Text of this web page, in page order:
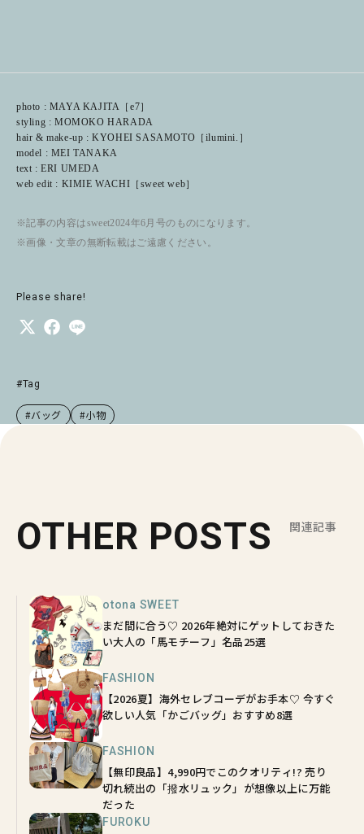
photo : MAYA KAJITA［e7］
styling : MOMOKO HARADA
hair & make-up : KYOHEI SASAMOTO［ilumini.］
model : MEI TANAKA
text : ERI UMEDA
web edit : KIMIE WACHI［sweet web］
※記事の内容はsweet2024年6月号のものになります。
※画像・文章の無断転載はご遠慮ください。
Please share!
#Tag
#バッグ #小物
OTHER POSTS 関連記事
otona SWEET
まだ間に合う♡ 2026年絶対にゲットしておきた
い大人の「馬モチーフ」名品25選
FASHION
【2026夏】海外セレブコーデがお手本♡ 今すぐ
欲しい人気「かごバッグ」おすすめ8選
FASHION
【無印良品】4,990円でこのクオリティ!? 売り
切れ続出の「撥水リュック」が想像以上に万能
だった
FUROKU